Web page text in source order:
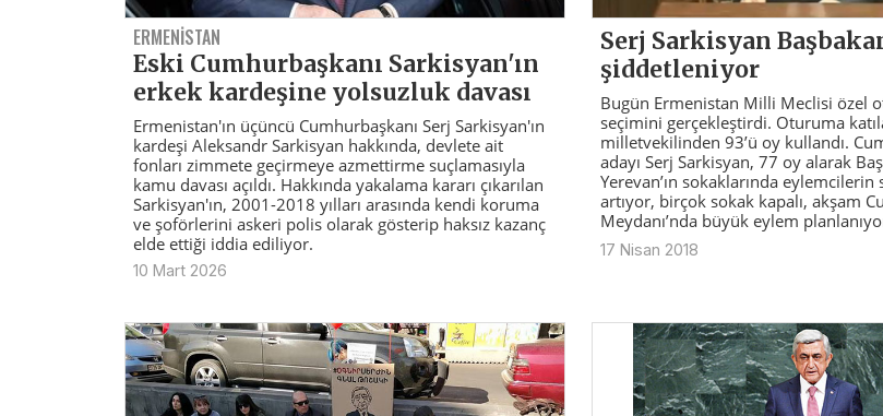
ERMENİSTAN
Eski Cumhurbaşkanı Sarkisyan'ın
erkek kardeşine yolsuzluk davası
Ermenistan'ın üçüncü Cumhurbaşkanı Serj Sarkisyan'ın
kardeşi Aleksandr Sarkisyan hakkında, devlete ait
fonları zimmete geçirmeye azmettirme suçlamasıyla
kamu davası açıldı. Hakkında yakalama kararı çıkarılan
Sarkisyan'ın, 2001-2018 yılları arasında kendi koruma
ve şoförlerini askeri polis olarak gösterip haksız kazanç
elde ettiği iddia ediliyor.
10 Mart 2026
Serj Sarkisyan
şiddetleniyor
Bugün Ermenistan Milli Meclisi özel
seçimini gerçekleştirdi. Oturuma
milletvekilinden 93’ü oy kullandı.
adayı Serj Sarkisyan, 77 oy alarak
Yerevan’ın sokaklarında eylemcilerin
artıyor, birçok sokak kapalı, akşam
Meydanı’nda büyük eylem
17 Nisan 2018